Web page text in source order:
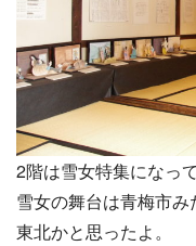
2階は雪女特集になって
雪女の舞台は青梅市み
東北かと思ったよ。